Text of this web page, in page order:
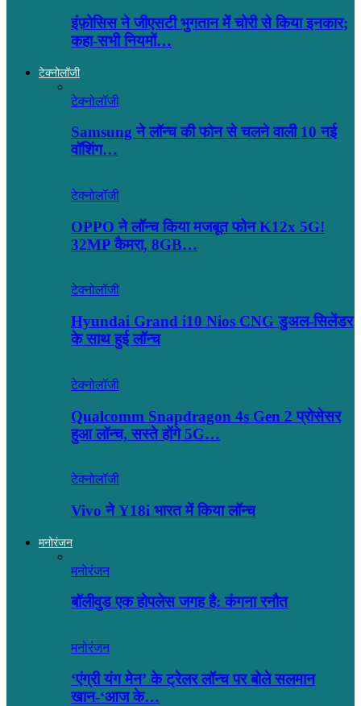
इंफ़ोसिस ने जीएसटी भुगतान में चोरी से किया इनकार;
कहा-सभी नियमों…
टेक्नोलॉजी
टेक्नोलॉजी
Samsung ने लॉन्च की फोन से चलने वाली 10 नई
वॉशिंग…
टेक्नोलॉजी
OPPO ने लॉन्‍च किया मजबूत फोन K12x 5G!
32MP कैमरा, 8GB…
टेक्नोलॉजी
Hyundai Grand i10 Nios CNG डुअल-सिलेंडर
के साथ हुई लॉन्च
टेक्नोलॉजी
Qualcomm Snapdragon 4s Gen 2 प्रोसेसर
हुआ लॉन्च, सस्ते होंगे 5G…
टेक्नोलॉजी
Vivo ने Y18i भारत में किया लॉन्च
मनोरंजन
मनोरंजन
बॉलीवुड एक होपलेस जगह है: कंंगना रनौत
मनोरंजन
‘एंग्री यंग मेन’ के ट्रेलर लॉन्च पर बोले सलमान
खान-‘आज के…